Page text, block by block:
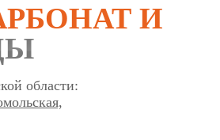
И
области: